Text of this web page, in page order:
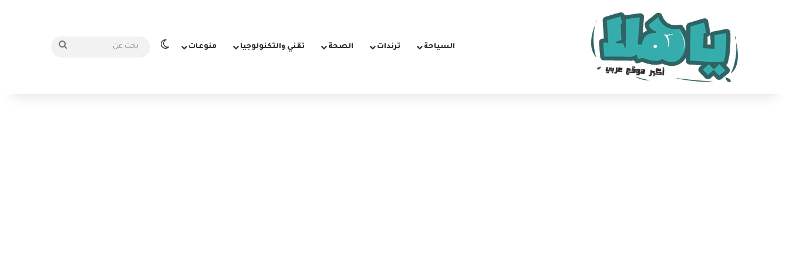
السياحة ترندات الصحة تقني والتكنولوجيا منوعات الوضع المظلم